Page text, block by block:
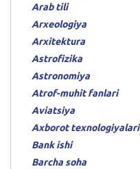
Arab tili
Arxeologiya
Arxitektura
Astrofizika
Astronomiya
Atrof-muhit fanlari
Aviatsiya
Axborot texnologiyalari
Bank ishi
Barcha soha